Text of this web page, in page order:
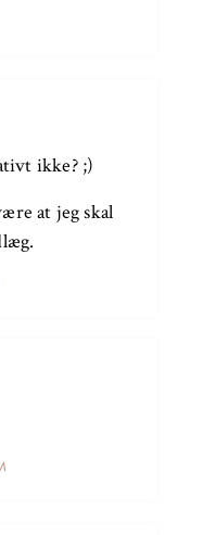
ikke? ;)
at jeg skal